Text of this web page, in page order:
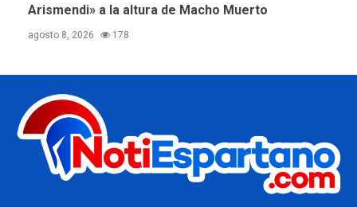
Arismendi» a la altura de Macho Muerto
agosto 8, 2026 178